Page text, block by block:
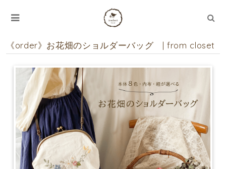
《order》お花畑のショルダーバッグ | from closet